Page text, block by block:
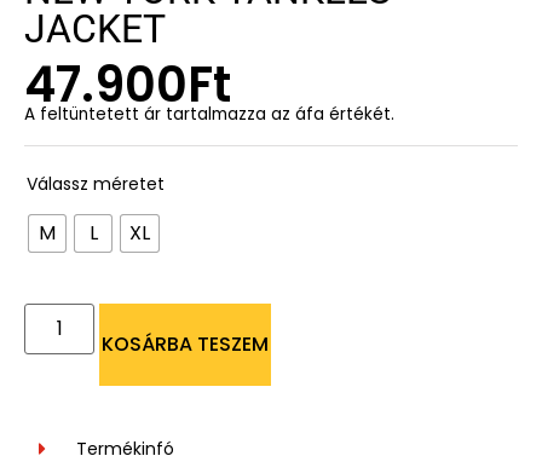
JACKET
47.900Ft
A feltüntetett ár tartalmazza az áfa értékét.
Válassz méretet
M L XL
KOSÁRBA TESZEM
Termékinfó